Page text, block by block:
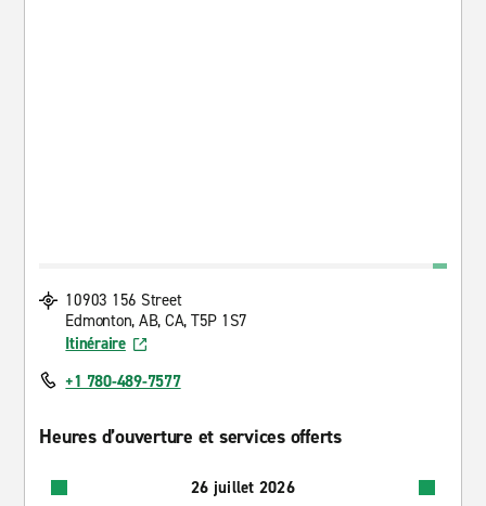
10903 156 Street
Edmonton, AB, CA, T5P 1S7
Itinéraire
+1 780-489-7577
Heures d’ouverture et services offerts
26 juillet 2026